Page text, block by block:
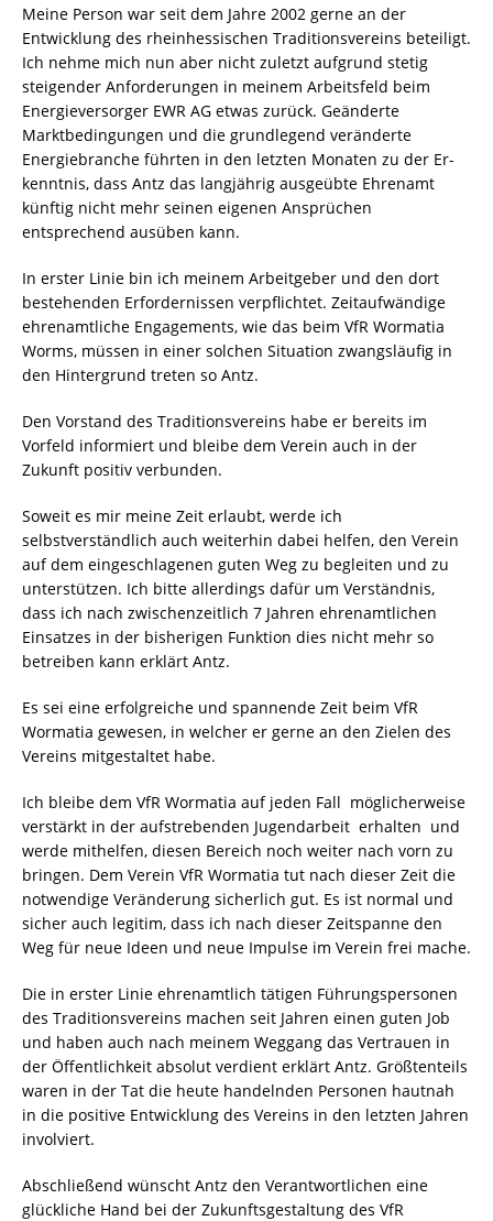

Meine Person war seit dem Jahre 2002 gerne an der
Entwicklung des rheinhessi­schen Traditionsvereins beteiligt.
Ich nehme mich nun aber nicht zuletzt aufgrund stetig
steigender Anforderungen in meinem Ar­beitsfeld beim
Energieversorger EWR AG etwas zurück. Geänderte
Marktbedingungen und die grundlegend veränderte
Energiebranche führten in den letzten Monaten zu der Er­
kenntnis, dass Antz das langjährig ausgeübte Ehrenamt
künftig nicht mehr seinen eigenen Ansprüchen
entsprechend ausüben kann.
In erster Linie bin ich meinem Arbeitgeber und den dort
bestehenden Erfordernissen verpflichtet. Zeitaufwändige
ehrenamtliche Engagements, wie das beim VfR Wormatia
Worms, müssen in einer solchen Situation zwangsläufig in
den Hintergrund treten so Antz.
Den Vorstand des Traditionsvereins habe er bereits im
Vorfeld informiert und bleibe dem Verein auch in der
Zukunft positiv verbunden.
Soweit es mir meine Zeit erlaubt, werde ich
selbstverständlich auch weiterhin dabei hel­fen, den Verein
auf dem eingeschlagenen guten Weg zu begleiten und zu
unterstützen. Ich bitte allerdings dafür um Verständnis,
dass ich nach zwischenzeitlich 7 Jahren ehrenamtlichen
Einsatzes in der bisherigen Funktion dies nicht mehr so
betreiben kann erklärt Antz.
Es sei eine erfolgreiche und spannende Zeit beim VfR
Wormatia gewesen, in welcher er gerne an den Zielen des
Vereins mitgestaltet habe.
Ich bleibe dem VfR Wormatia auf jeden Fall  möglicherweise
verstärkt in der aufstre­benden Jugendarbeit  erhalten und
werde mithelfen, diesen Bereich noch weiter nach vorn zu
bringen. Dem Verein VfR Wormatia tut nach dieser Zeit die
notwendige Veränderung sicherlich gut. Es ist normal und
sicher auch legitim, dass ich nach dieser Zeitspanne den
Weg für neue Ideen und neue Impulse im Verein frei mache.
Die in erster Linie ehrenamtlich tätigen Füh­rungspersonen
des Traditionsvereins ma­chen seit Jahren einen guten Job
und haben auch nach meinem Weggang das Vertrauen in
der Öffentlichkeit absolut verdient erklärt Antz. Größtenteils
waren in der Tat die heute handelnden Personen hautnah
in die positive Entwicklung des Ver­eins in den letzten Jahren
involviert.
Abschließend wünscht Antz den Verantwort­lichen eine
glückliche Hand bei der Zukunfts­gestaltung des VfR